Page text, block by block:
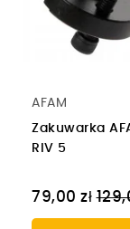
AFAM
Zakuwarka
RIV 5
79,00 zł